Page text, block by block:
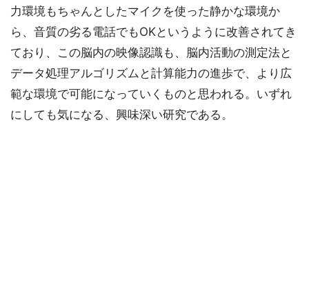
力環境もちゃんとしたマイクを使った静かな環境か
ら、音質の劣る電話でもOKというように改善されてき
ており、この脳内の映像認識も、脳内活動の測定法と
データ処理アルゴリズムと計算能力の進歩で、より広
範な環境で可能になっていくものと思われる。いずれ
にしても気になる、興味深い研究である。